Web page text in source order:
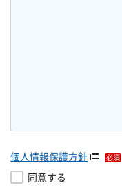
個人情報保護方針
同意する